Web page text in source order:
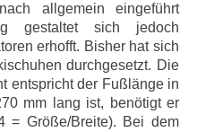
allgemein eingeführt
gestaltet sich jedoch
erhofft. Bisher hat sich
durchgesetzt. Die
entspricht der Fußlänge in
mm lang ist, benötigt er
= Größe/Breite). Bei dem